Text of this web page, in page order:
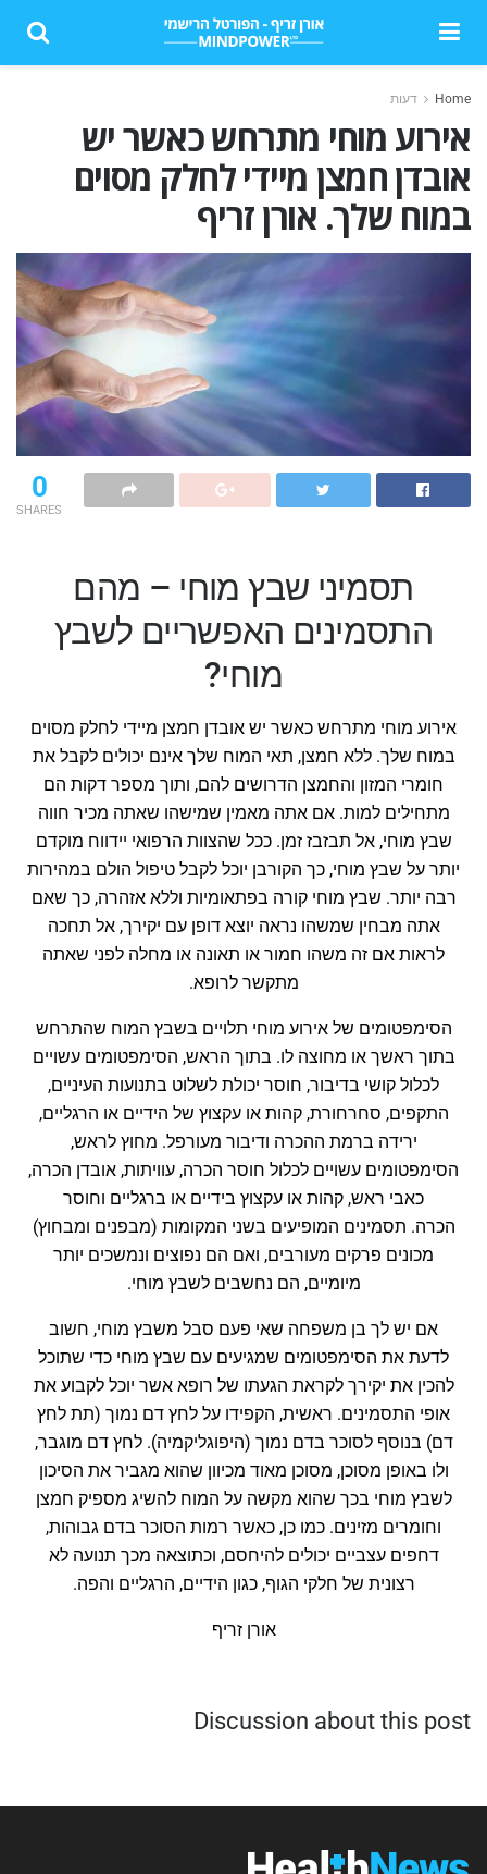
Home דעות
אירוע מוחי מתרחש כאשר יש
אובדן חמצן מיידי לחלק מסוים
במוח שלך. אורן זריף
0
SHARES
תסמיני שבץ מוחי – מהם
התסמינים האפשריים לשבץ
מוחי?
אירוע מוחי מתרחש כאשר יש אובדן חמצן מיידי לחלק מסוים
במוח שלך. ללא חמצן, תאי המוח שלך אינם יכולים לקבל את
חומרי המזון והחמצן הדרושים להם, ותוך מספר דקות הם
מתחילים למות. אם אתה מאמין שמישהו שאתה מכיר חווה
שבץ מוחי, אל תבזבז זמן. ככל שהצוות הרפואי יידווח מוקדם
יותר על שבץ מוחי, כך הקורבן יוכל לקבל טיפול הולם במהירות
רבה יותר. שבץ מוחי קורה בפתאומיות וללא אזהרה, כך שאם
אתה מבחין שמשהו נראה יוצא דופן עם יקירך, אל תחכה
לראות אם זה משהו חמור או תאונה או מחלה לפני שאתה
מתקשר לרופא.
הסימפטומים של אירוע מוחי תלויים בשבץ המוח שהתרחש
בתוך ראשך או מחוצה לו. בתוך הראש, הסימפטומים עשויים
לכלול קושי בדיבור, חוסר יכולת לשלוט בתנועות העיניים,
התקפים, סחרחורת, קהות או עקצוץ של הידיים או הרגליים,
ירידה ברמת ההכרה ודיבור מעורפל. מחוץ לראש,
הסימפטומים עשויים לכלול חוסר הכרה, עוויתות, אובדן הכרה,
כאבי ראש, קהות או עקצוץ בידיים או ברגליים וחוסר
הכרה. תסמינים המופיעים בשני המקומות (מבפנים ומבחוץ)
מכונים פרקים מעורבים, ואם הם נפוצים ונמשכים יותר
מיומיים, הם נחשבים לשבץ מוחי.
אם יש לך בן משפחה שאי פעם סבל משבץ מוחי, חשוב
לדעת את הסימפטומים שמגיעים עם שבץ מוחי כדי שתוכל
להכין את יקירך לקראת הגעתו של רופא אשר יוכל לקבוע את
אופי התסמינים. ראשית, הקפידו על לחץ דם נמוך (תת לחץ
דם) בנוסף לסוכר בדם נמוך (היפוגליקמיה). לחץ דם מוגבר,
ולו באופן מסוכן, מסוכן מאוד מכיוון שהוא מגביר את הסיכון
לשבץ מוחי בכך שהוא מקשה על המוח להשיג מספיק חמצן
וחומרים מזינים. כמו כן, כאשר רמות הסוכר בדם גבוהות,
דחפים עצביים יכולים להיחסם, וכתוצאה מכך תנועה לא
רצונית של חלקי הגוף, כגון הידיים, הרגליים והפה.
אורן זריף
Discussion about this post